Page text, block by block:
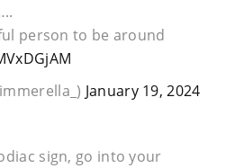
person to be around
January 19, 2024
sign, go into your